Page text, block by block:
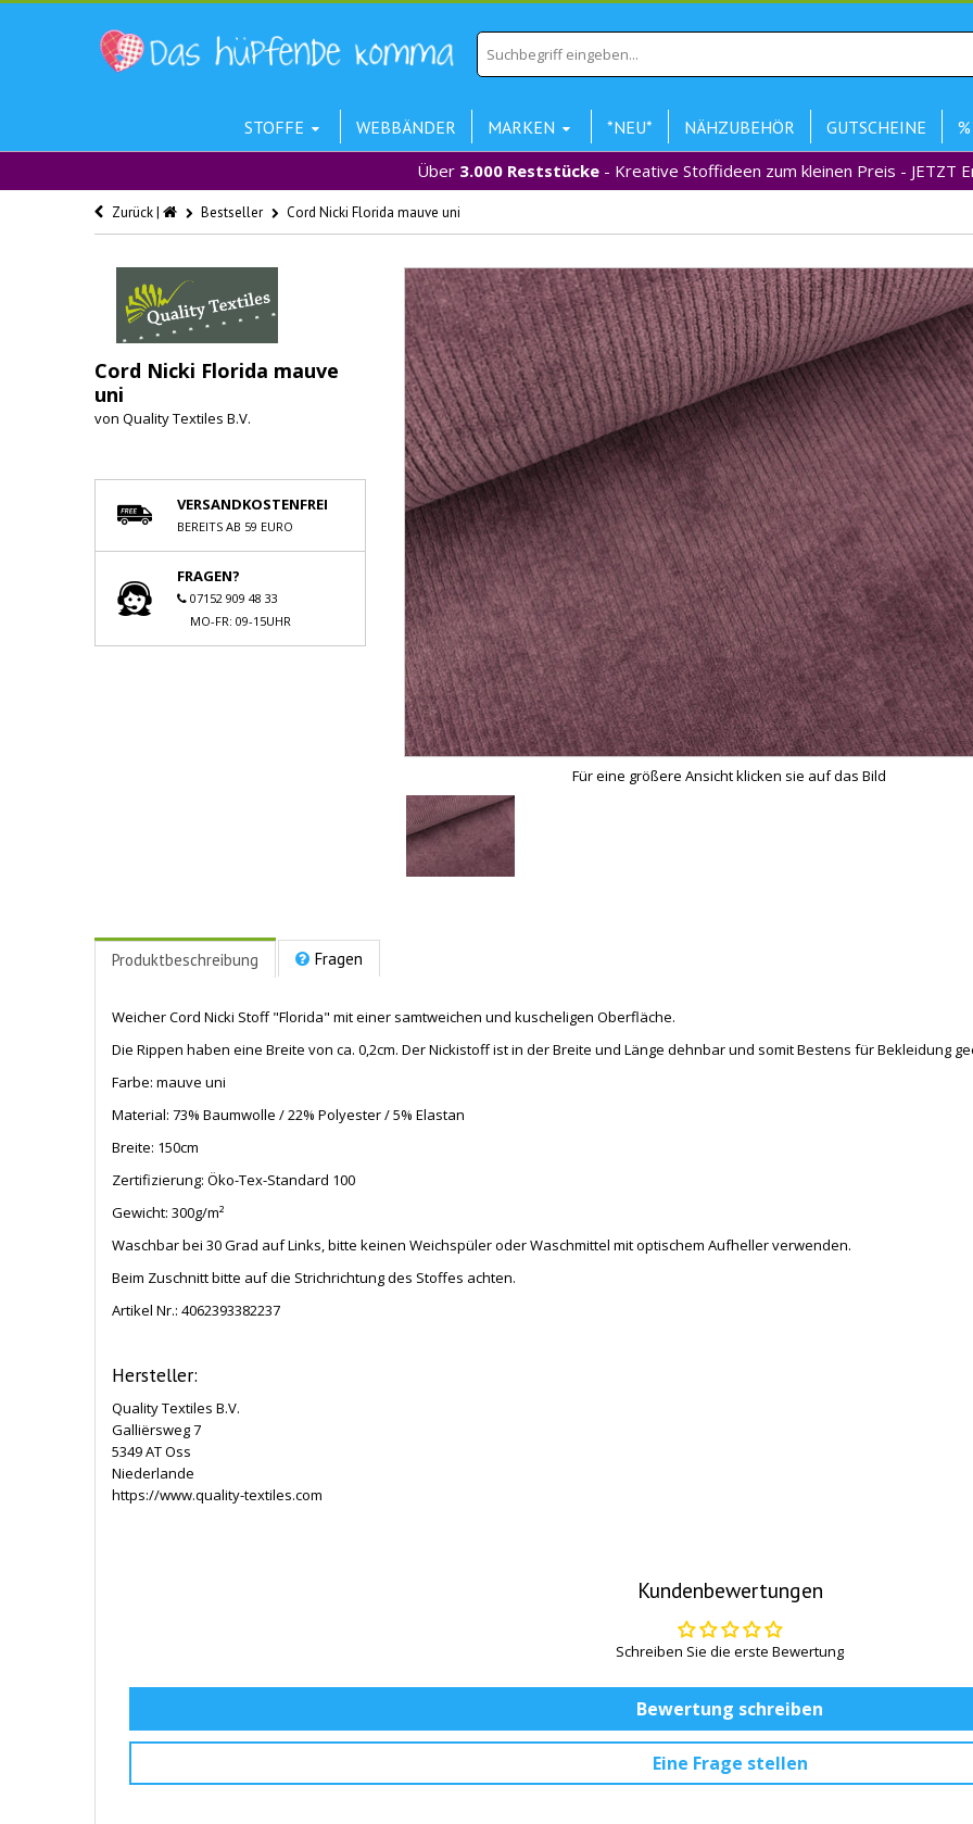
STOFFE WEBBÄNDER MARKEN *NEU* NÄHZUBEHÖR GUTSCHEINE
Über 3.000 Reststücke - Kreative Stoffideen zum kleinen Preis - JETZT
Zurück | Bestseller Cord Nicki Florida mauve uni
Cord Nicki Florida mauve
uni
von Quality Textiles B.V.
VERSANDKOSTENFREI
BEREITS AB 59 EURO
FRAGEN?
07152 909 48 33
MO-FR: 09-15UHR
Für eine größere Ansicht klicken sie auf das Bild
Produktbeschreibung Fragen
Weicher Cord Nicki Stoff "Florida" mit einer samtweichen und kuscheligen Oberfläche.
Die Rippen haben eine Breite von ca. 0,2cm. Der Nickistoff ist in der Breite und Länge dehnbar und somit Bestens für Bekleidung
Farbe: mauve uni
Material: 73% Baumwolle / 22% Polyester / 5% Elastan
Breite: 150cm
Zertifizierung: Öko-Tex-Standard 100
Gewicht: 300g/m²
Waschbar bei 30 Grad auf Links, bitte keinen Weichspüler oder Waschmittel mit optischem Aufheller verwenden.
Beim Zuschnitt bitte auf die Strichrichtung des Stoffes achten.
Artikel Nr.: 4062393382237
Hersteller:
Quality Textiles B.V.
Galliërsweg 7
5349 AT Oss
Niederlande
https://www.quality-textiles.com
Kundenbewertungen
Schreiben Sie die erste Bewertung
Bewertung schreiben
Eine Frage stellen